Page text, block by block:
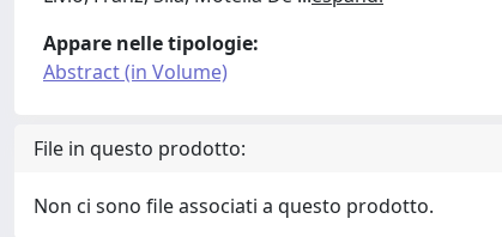
Appare nelle tipologie:
Abstract (in Volume)
File in questo prodotto:
Non ci sono file associati a questo prodotto.